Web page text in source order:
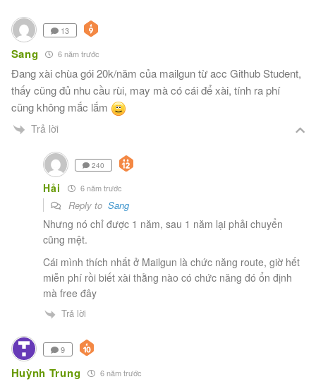
13
Sang 6 năm trước
Đang xài chùa gói 20k/năm của mailgun từ acc Github Student,
thấy cũng đủ nhu cầu rùi, may mà có cái để xài, tính ra phí
cũng không mắc lắm
Trả lời
240
Hải 6 năm trước
Reply toSang
Nhưng nó chỉ được 1 năm, sau 1 năm lại phải chuyển
cũng mệt.
Cái mình thích nhất ở Mailgun là chức năng route, giờ hết
miễn phí rồi biết xài thằng nào có chức năng đó ổn định
mà free đây
Trả lời
9
Huỳnh Trung 6 năm trước